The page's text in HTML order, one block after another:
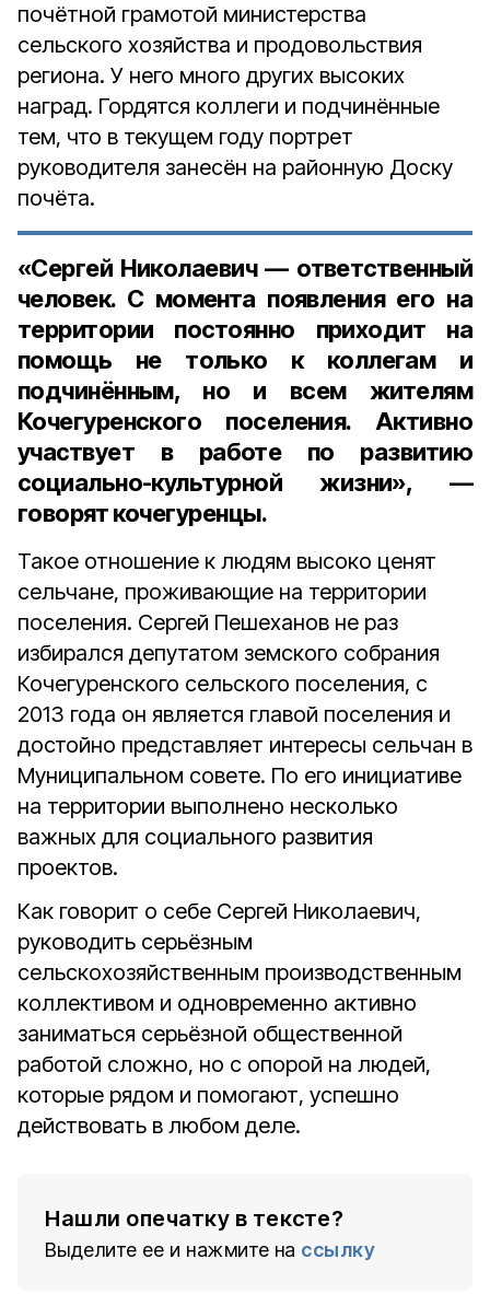
почётной грамотой министерства
сельского хозяйства и продовольствия
региона. У него много других высоких
наград. Гордятся коллеги и подчинённые
тем, что в текущем году портрет
руководителя занесён на районную Доску
почёта.
«Сергей Николаевич — ответственный
человек. С момента появления его на
территории постоянно приходит на
помощь не только к коллегам и
подчинённым, но и всем жителям
Кочегуренского поселения. Активно
участвует в работе по развитию
социально-культурной жизни», —
говорят кочегуренцы.
Такое отношение к людям высоко ценят
сельчане, проживающие на территории
поселения. Сергей Пешеханов не раз
избирался депутатом земского собрания
Кочегуренского сельского поселения, с
2013 года он является главой поселения и
достойно представляет интересы сельчан в
Муниципальном совете. По его инициативе
на территории выполнено несколько
важных для социального развития
проектов.
Как говорит о себе Сергей Николаевич,
руководить серьёзным
сельскохозяйственным производственным
коллективом и одновременно активно
заниматься серьёзной общественной
работой сложно, но с опорой на людей,
которые рядом и помогают, успешно
действовать в любом деле.
Нашли опечатку в тексте?
Выделите ее и нажмите на ссылку